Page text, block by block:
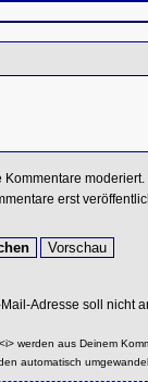
moderiert.
erst
Adresse soll nicht
werden aus Deinem
automatisch